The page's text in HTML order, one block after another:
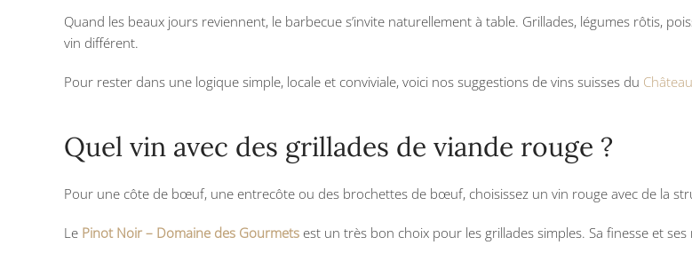
Quand les beaux jours reviennent, le barbecue s’invite naturellement à table. Grillades, légumes rôtis,
vin différent.
Pour rester dans une logique simple, locale et conviviale, voici nos suggestions de vins suisses du
Quel vin avec des grillades de viande rouge ?
Pour une côte de bœuf, une entrecôte ou des brochettes de bœuf, choisissez un vin rouge avec de la
Le Pinot Noir – Domaine des Gourmets est un très bon choix pour les grillades simples. Sa finesse et